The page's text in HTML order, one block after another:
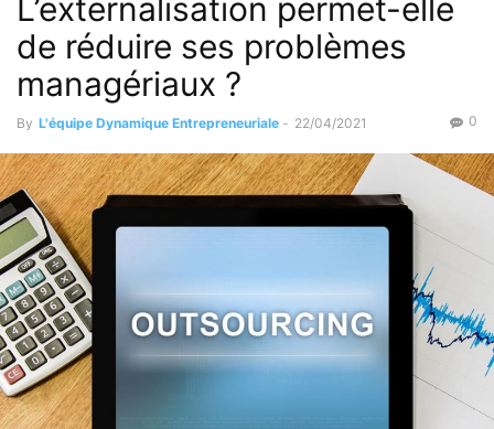
L’externalisation permet-elle
de réduire ses problèmes
managériaux ?
By L'équipe Dynamique Entrepreneuriale - 22/04/2021 0